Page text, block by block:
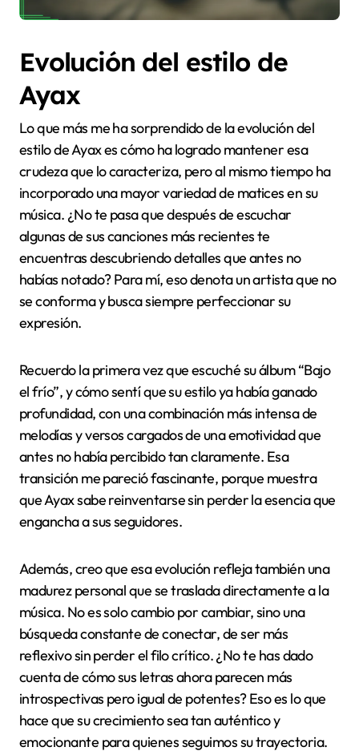
Evolución del estilo de
Ayax
Lo que más me ha sorprendido de la evolución del
estilo de Ayax es cómo ha logrado mantener esa
crudeza que lo caracteriza, pero al mismo tiempo ha
incorporado una mayor variedad de matices en su
música. ¿No te pasa que después de escuchar
algunas de sus canciones más recientes te
encuentras descubriendo detalles que antes no
habías notado? Para mí, eso denota un artista que no
se conforma y busca siempre perfeccionar su
expresión.
Recuerdo la primera vez que escuché su álbum “Bajo
el frío”, y cómo sentí que su estilo ya había ganado
profundidad, con una combinación más intensa de
melodías y versos cargados de una emotividad que
antes no había percibido tan claramente. Esa
transición me pareció fascinante, porque muestra
que Ayax sabe reinventarse sin perder la esencia que
engancha a sus seguidores.
Además, creo que esa evolución refleja también una
madurez personal que se traslada directamente a la
música. No es solo cambio por cambiar, sino una
búsqueda constante de conectar, de ser más
reflexivo sin perder el filo crítico. ¿No te has dado
cuenta de cómo sus letras ahora parecen más
introspectivas pero igual de potentes? Eso es lo que
hace que su crecimiento sea tan auténtico y
emocionante para quienes seguimos su trayectoria.